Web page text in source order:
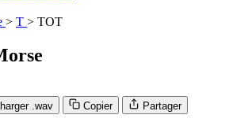
> T > TOT
.wav Copier Partager